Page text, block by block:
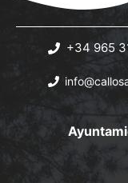
+34 965